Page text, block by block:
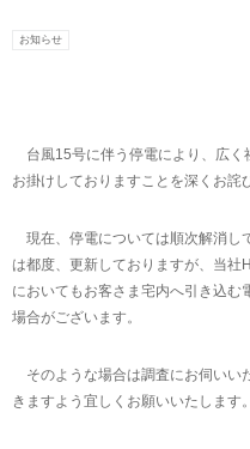
お知らせ
台風15号に伴う停電により、広く
お掛けしておりますことを深くお詫
現在、停電については順次解消し
は都度、更新しておりますが、当社
においてもお客さま宅内へ引き込む
場合がございます。
そのような場合は調査にお伺いい
きますよう宜しくお願いいたします。